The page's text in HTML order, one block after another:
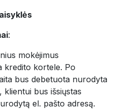
:
mokėjimus
kredito kortele. Po
bus debetuota nurodyta
bus išsiųstas
el. pašto adresą.